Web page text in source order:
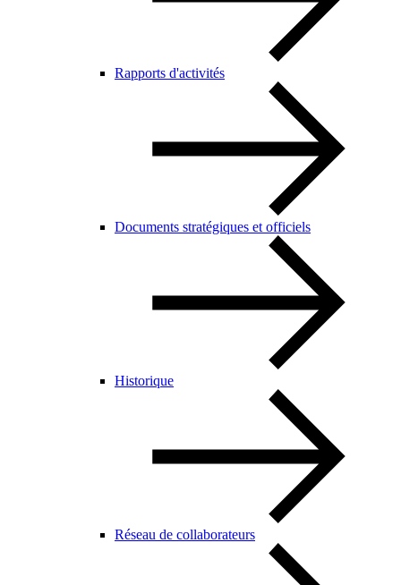
Rapports d'activités
Documents stratégiques et officiels
Historique
Réseau de collaborateurs